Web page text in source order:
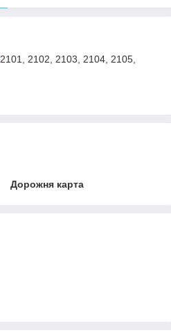
2101, 2102, 2103, 2104, 2105,
Дорожня карта